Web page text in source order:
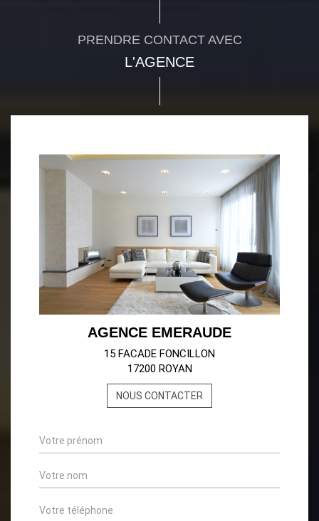
PRENDRE CONTACT AVEC
L'AGENCE
AGENCE EMERAUDE
15 FACADE FONCILLON
17200 ROYAN
NOUS CONTACTER